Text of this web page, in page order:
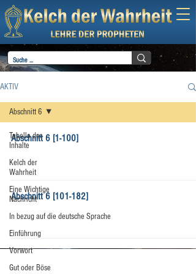
AKTIV
Tabelle der
Inhalte
Kelch der
Wahrheit
Eine Wichtige
Nachricht
In bezug auf die deutsche Sprache
Einführung
Vorwort
Gut oder Böse
Abschnitt 6
Abschnitt 6 [1-100]
Abschnitt 6 [101-182]